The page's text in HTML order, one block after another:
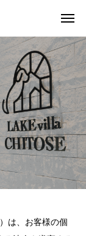
は、お客様の個